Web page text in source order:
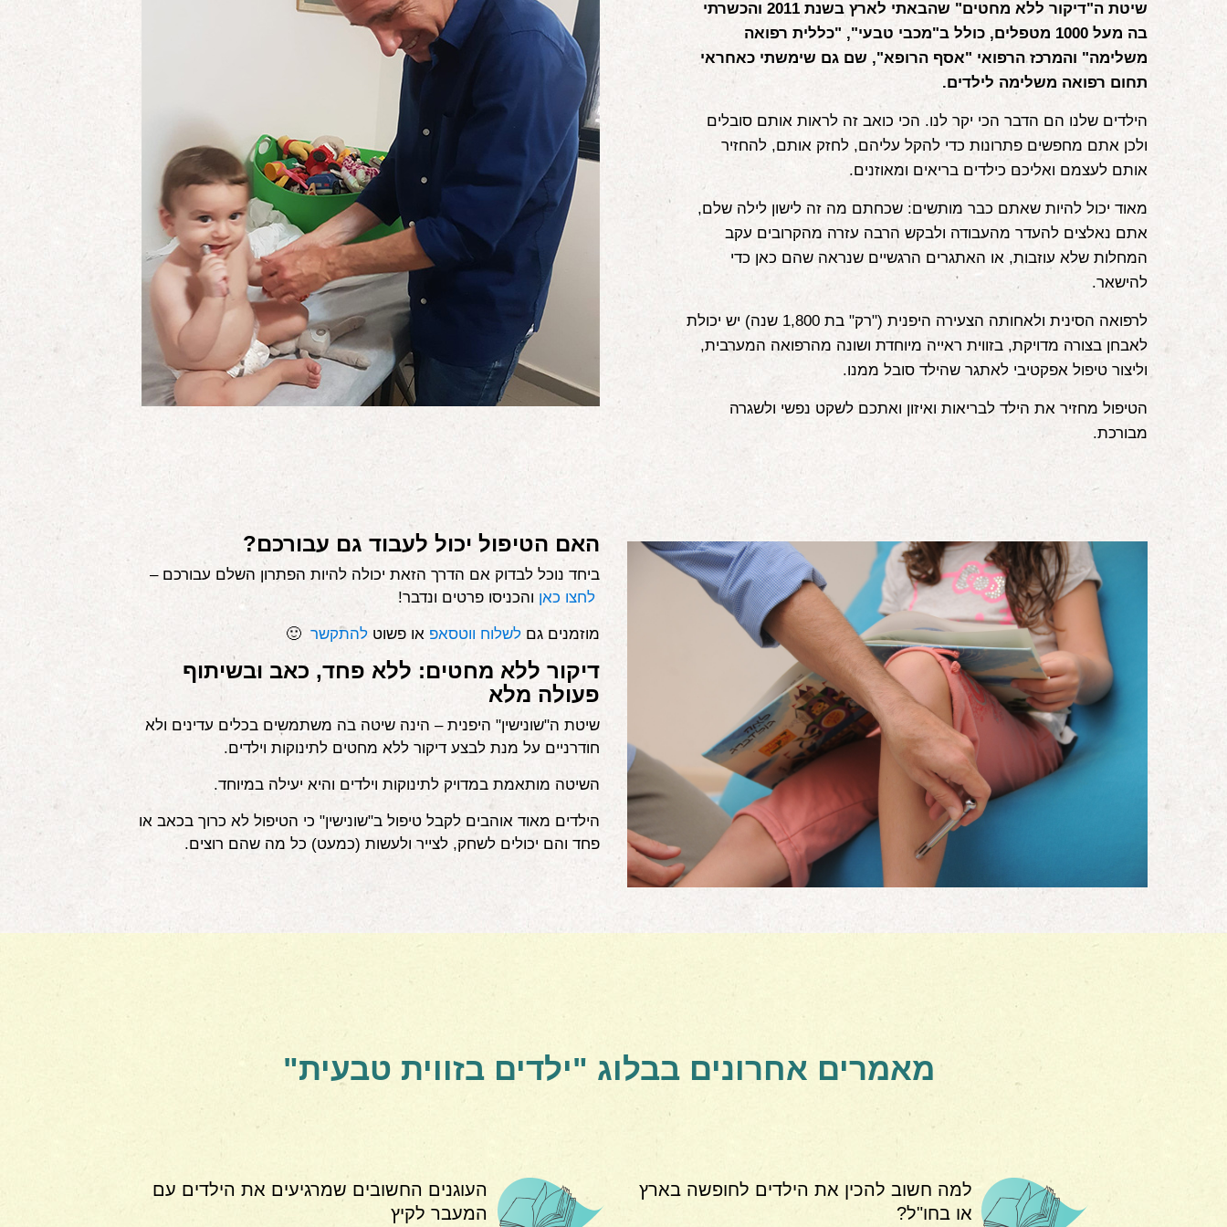
שיטת ה"דיקור ללא מחטים" שהבאתי לארץ בשנת 2011 והכשרתי
בה מעל 1000 מטפלים, כולל ב"מכבי טבעי", "כללית רפואה
משלימה" והמרכז הרפואי "אסף הרופא", שם גם שימשתי כאחראי
תחום רפואה משלימה לילדים.
הילדים שלנו הם הדבר הכי יקר לנו. הכי כואב זה לראות אותם סובלים
ולכן אתם מחפשים פתרונות כדי להקל עליהם, לחזק אותם, להחזיר
אותם לעצמם ואליכם כילדים בריאים ומאוזנים.
מאוד יכול להיות שאתם כבר מותשים: שכחתם מה זה לישון לילה שלם,
אתם נאלצים להעדר מהעבודה ולבקש הרבה עזרה מהקרובים עקב
המחלות שלא עוזבות, או האתגרים הרגשיים שנראה שהם כאן כדי
להישאר.
לרפואה הסינית ולאחותה הצעירה היפנית ("רק" בת 1,800 שנה) יש יכולת
לאבחן בצורה מדויקת, בזווית ראייה מיוחדת ושונה מהרפואה המערבית,
וליצור טיפול אפקטיבי לאתגר שהילד סובל ממנו.
הטיפול מחזיר את הילד לבריאות ואיזון ואתכם לשקט נפשי ולשגרה
מבורכת.
האם הטיפול יכול לעבוד גם עבורכם?
ביחד נוכל לבדוק אם הדרך הזאת יכולה להיות הפתרון השלם עבורכם –
לחצו כאן והכניסו פרטים ונדבר!
מוזמנים גם לשלוח ווטסאפ או פשוט להתקשר 🙂
דיקור ללא מחטים: ללא פחד, כאב ובשיתוף
פעולה מלא
שיטת ה"שונישין" היפנית – הינה שיטה בה משתמשים בכלים עדינים ולא
חודרניים על מנת לבצע דיקור ללא מחטים לתינוקות וילדים.
השיטה מותאמת במדויק לתינוקות וילדים והיא יעילה במיוחד.
הילדים מאוד אוהבים לקבל טיפול ב"שונישין" כי הטיפול לא כרוך בכאב או
פחד והם יכולים לשחק, לצייר ולעשות (כמעט) כל מה שהם רוצים.
מאמרים אחרונים בבלוג "ילדים בזווית טבעית"
למה חשוב להכין את הילדים לחופשה בארץ
או בחו"ל?
העוגנים החשובים שמרגיעים את הילדים עם
המעבר לקיץ